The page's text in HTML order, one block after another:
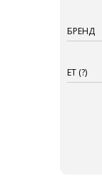
БРЕНД
ET (?)